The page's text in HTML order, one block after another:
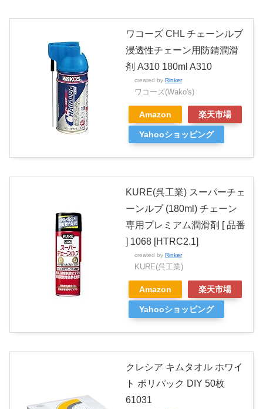
ワコーズ CHL チェーンルブ
浸透性チェーン用防錆潤滑
剤 A310 180ml A310
created by Rinker
ワコーズ(Wako's)
Amazon 楽天市場
Yahooショッピング
KURE(呉工業) スーパーチェ
ーンルブ (180ml) チェーン
専用プレミアム潤滑剤 [ 品番
] 1068 [HTRC2.1]
created by Rinker
KURE(呉工業)
Amazon 楽天市場
Yahooショッピング
クレシア キムタオル ホワイ
ト ポリパック DIY 50枚
61031